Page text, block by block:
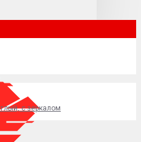
с зеркалом